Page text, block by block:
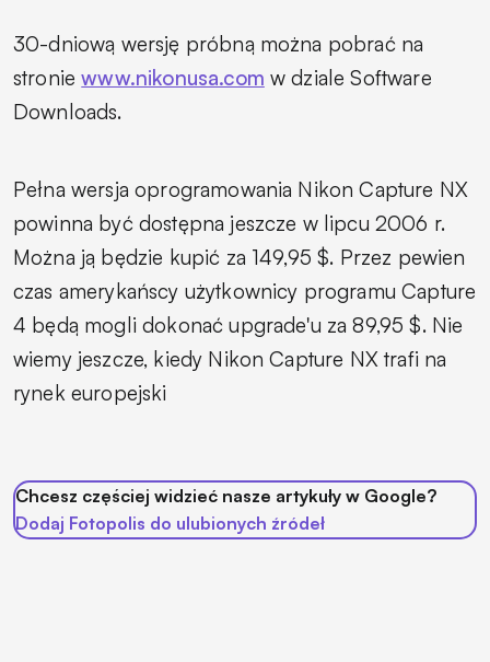
30-dniową wersję próbną można pobrać na
stroniewww.nikonusa.com w dziale Software
Downloads.
Pełna wersja oprogramowania Nikon Capture NX
powinna być dostępna jeszcze w lipcu 2006 r.
Można ją będzie kupić za 149,95 $. Przez pewien
czas amerykańscy użytkownicy programu Capture
4 będą mogli dokonać upgrade'u za 89,95 $. Nie
wiemy jeszcze, kiedy Nikon Capture NX trafi na
rynek europejski
Chcesz częściej widzieć nasze artykuły w Google?
Dodaj Fotopolis do ulubionych źródeł